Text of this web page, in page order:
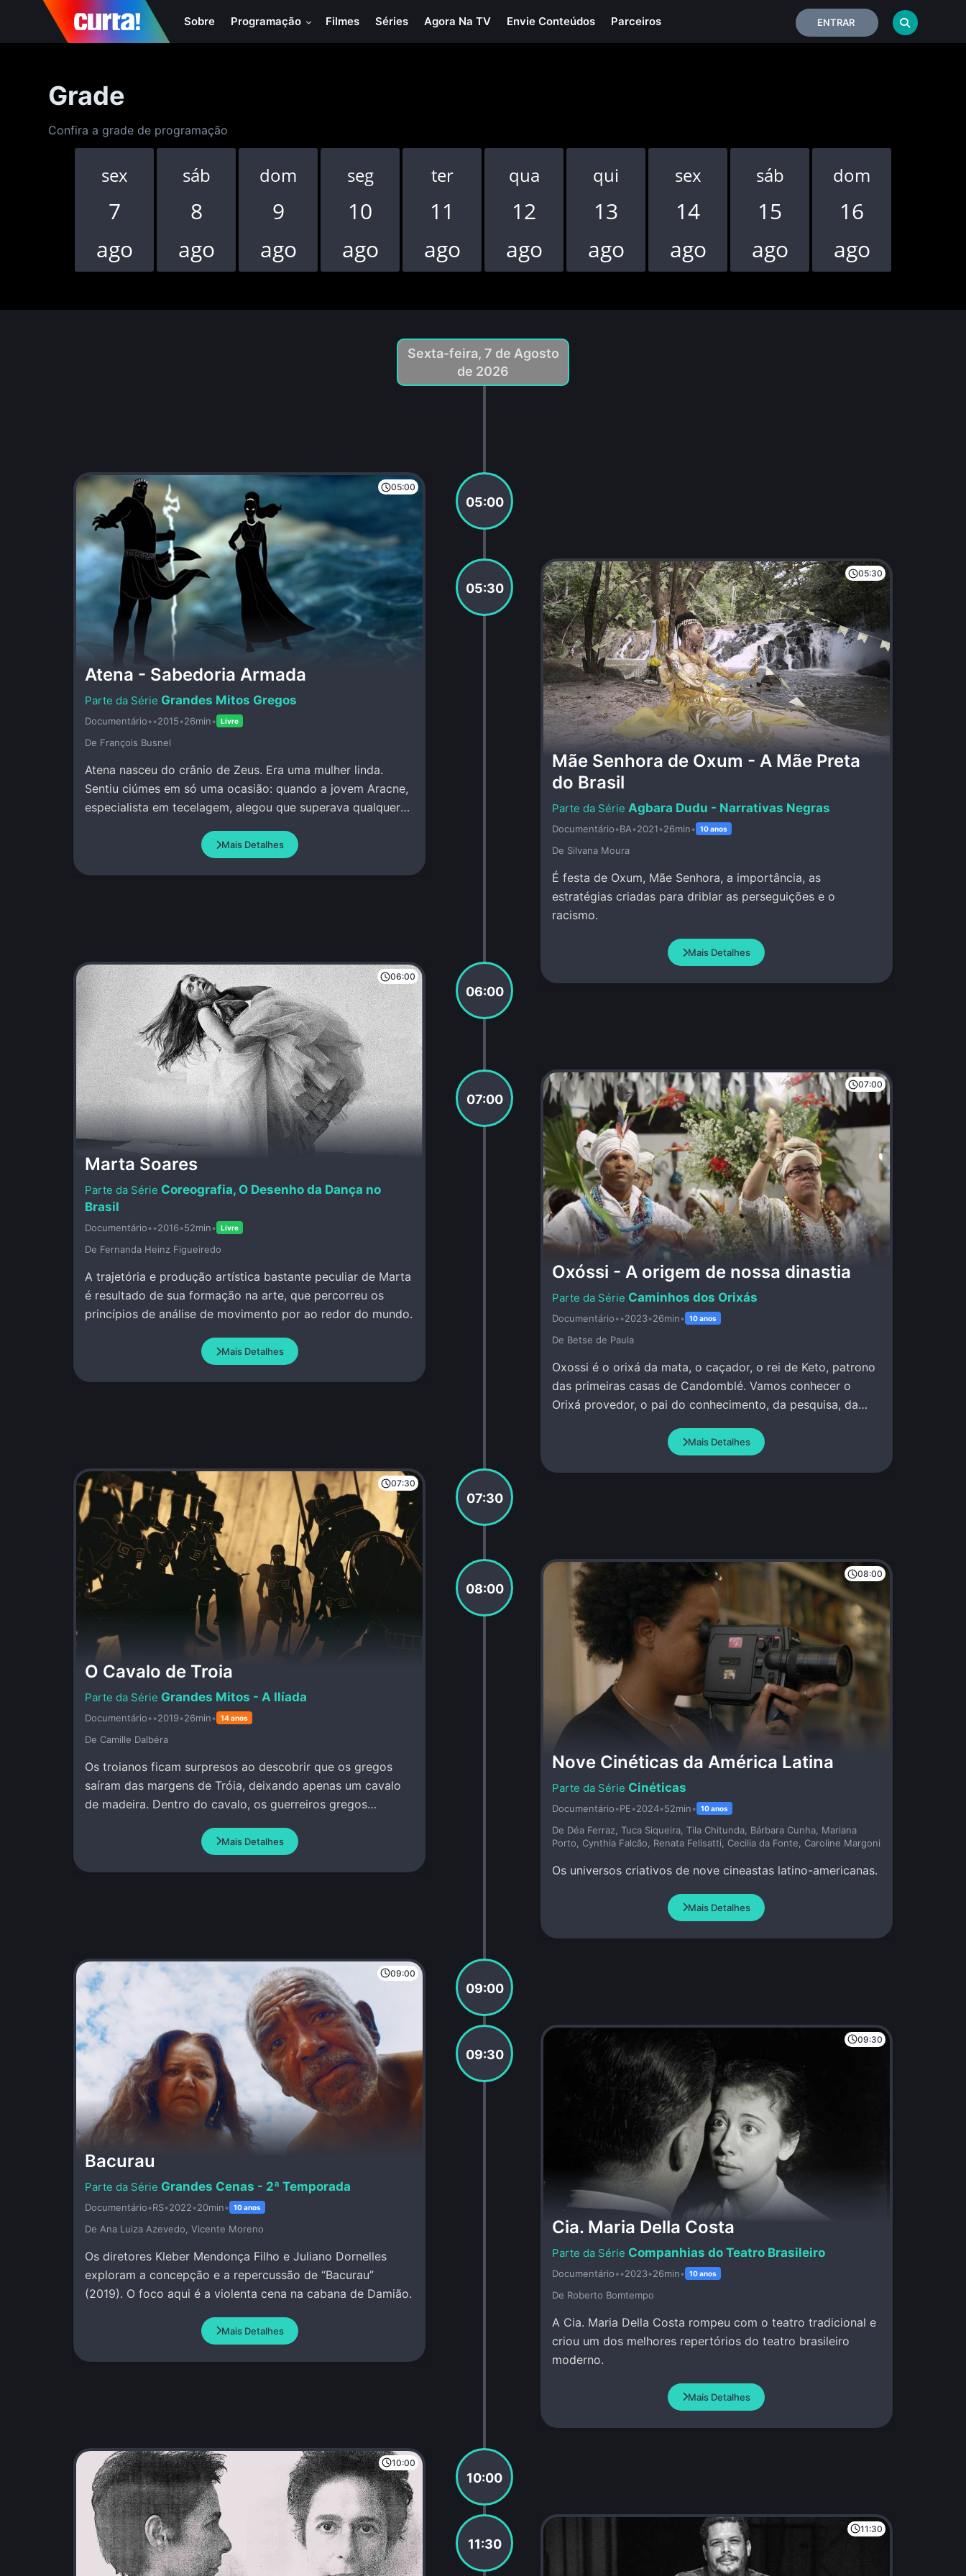
Sobre Programação Filmes Séries Agora Na TV Envie Conteúdos Parceiros ENTRAR
Grade
Confira a grade de programação
sex
7
ago
sáb
8
ago
dom
9
ago
seg
10
ago
ter
11
ago
qua
12
ago
qui
13
ago
sex
14
ago
sáb
15
ago
dom
16
ago
Sexta-feira, 7 de Agosto
de 2026
05:00
05:00
Atena - Sabedoria Armada
Grandes Mitos Gregos
Documentário••2015•26min• Livre
De François Busnel
Atena nasceu do crânio de Zeus. Era uma mulher linda.
Sentiu ciúmes em só uma ocasião: quando a jovem Aracne,
especialista em tecelagem, alegou que superava qualquer
Mais Detalhes
05:30
05:30
Mãe Senhora de Oxum - A Mãe Preta
do Brasil
Agbara Dudu - Narrativas Negras
Documentário•BA•2021•26min• 10 anos
De Silvana Moura
É festa de Oxum, Mãe Senhora, a importância, as
estratégias criadas para driblar as perseguições e o
racismo.
Mais Detalhes
06:00
06:00
Marta Soares
Coreografia, O Desenho da Dança no
Brasil
Documentário••2016•52min• Livre
De Fernanda Heinz Figueiredo
A trajetória e produção artística bastante peculiar de Marta
é resultado de sua formação na arte, que percorreu os
princípios de análise de movimento por ao redor do mundo.
Mais Detalhes
07:00
07:00
Oxóssi - A origem de nossa dinastia
Caminhos dos Orixás
Documentário••2023•26min• 10 anos
De Betse de Paula
Oxossi é o orixá da mata, o caçador, o rei de Keto, patrono
das primeiras casas de Candomblé. Vamos conhecer o
Orixá provedor, o pai do conhecimento, da pesquisa, da
Mais Detalhes
07:30
07:30
O Cavalo de Troia
Grandes Mitos - A Ilíada
Documentário••2019•26min• 14 anos
De Camille Dalbéra
Os troianos ficam surpresos ao descobrir que os gregos
saíram das margens de Tróia, deixando apenas um cavalo
de madeira. Dentro do cavalo, os guerreiros gregos
Mais Detalhes
08:00
08:00
Nove Cinéticas da América Latina
Cinéticas
Documentário•PE•2024•52min• 10 anos
De Déa Ferraz, Tuca Siqueira, Tila Chitunda, Bárbara Cunha, Mariana
Porto, Cynthia Falcão, Renata Felisatti, Cecilia da Fonte, Caroline Margoni
Os universos criativos de nove cineastas latino-americanas.
Mais Detalhes
09:00
09:00
Bacurau
Grandes Cenas - 2ª Temporada
Documentário•RS•2022•20min• 10 anos
De Ana Luiza Azevedo, Vicente Moreno
Os diretores Kleber Mendonça Filho e Juliano Dornelles
exploram a concepção e a repercussão de “Bacurau”
(2019). O foco aqui é a violenta cena na cabana de Damião.
Mais Detalhes
09:30
09:30
Cia. Maria Della Costa
Companhias do Teatro Brasileiro
Documentário••2023•26min• 10 anos
De Roberto Bomtempo
A Cia. Maria Della Costa rompeu com o teatro tradicional e
criou um dos melhores repertórios do teatro brasileiro
moderno.
Mais Detalhes
10:00
10:00
11:30
11:30